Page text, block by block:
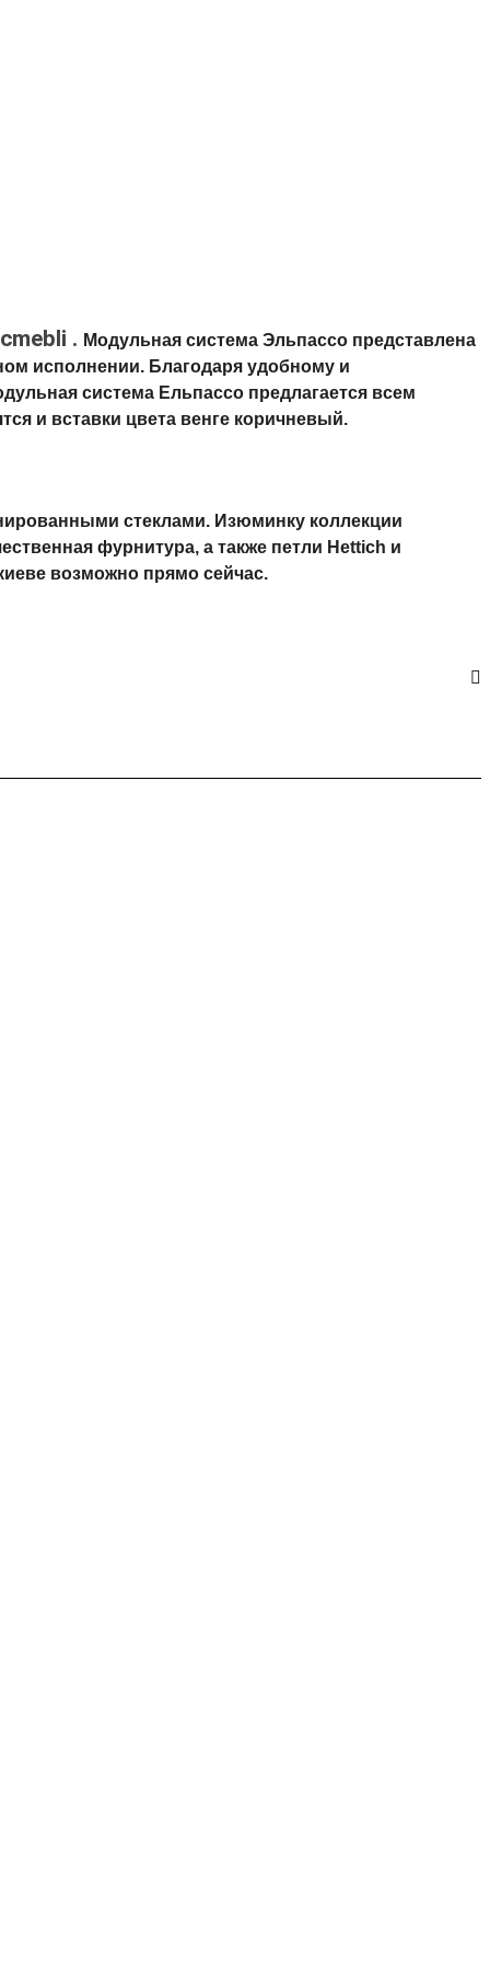
. Модульная система Эльпассо представлена ​​
исполнении. Благодаря удобному и
система Ельпассо предлагается всем
и вставки цвета венге коричневый.
стеклами. Изюминку коллекции
фурнитура, а также петли Hettich и
возможно прямо сейчас.